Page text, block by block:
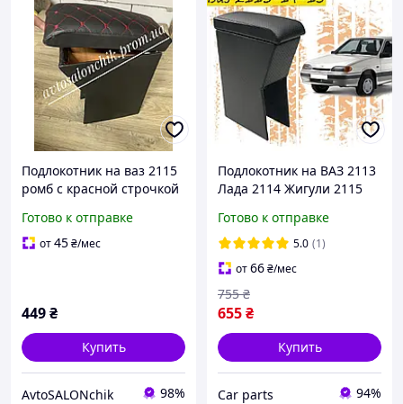
Подлокотник на ваз 2115
ромб с красной строчкой
Готово к отправке
от45₴/мес
449₴
Купить
AvtoSALONchik 98%
Подлокотник на ВАЗ 2113
Лада 2114 Жигули 2115
Готово к отправке
5.0 (1)
от66₴/мес
655₴
755 ₴
Купить
Сar parts 94%